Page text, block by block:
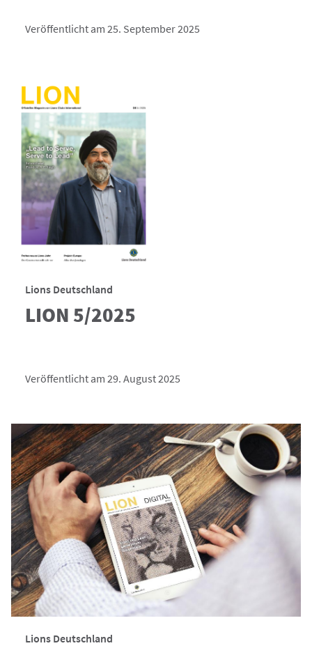
Veröffentlicht am 25. September 2025
Lions Deutschland
LION 5/2025
Veröffentlicht am 29. August 2025
Lions Deutschland